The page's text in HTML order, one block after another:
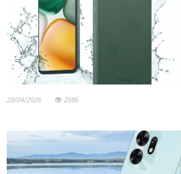
28/04/2026 2086